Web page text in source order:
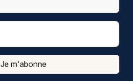
Je m'abonne